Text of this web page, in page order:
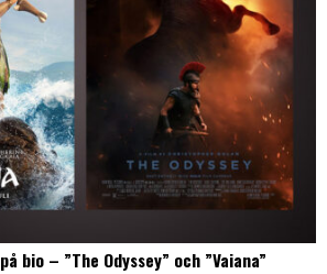
bio – ”The Odyssey” och ”Vaiana”